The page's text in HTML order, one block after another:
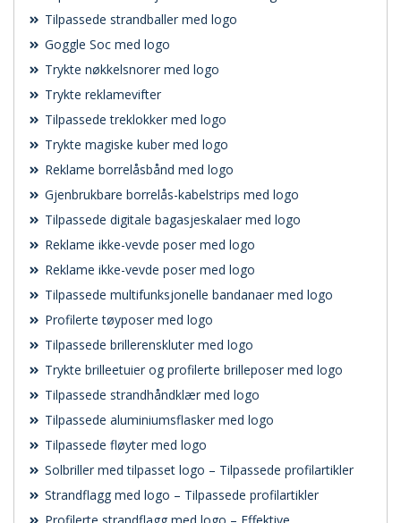
Tilpassede strandballer med logo
Goggle Soc med logo
Trykte nøkkelsnorer med logo
Trykte reklamevifter
Tilpassede treklokker med logo
Trykte magiske kuber med logo
Reklame borrelåsbånd med logo
Gjenbrukbare borrelås-kabelstrips med logo
Tilpassede digitale bagasjeskalaer med logo
Reklame ikke-vevde poser med logo
Reklame ikke-vevde poser med logo
Tilpassede multifunksjonelle bandanaer med logo
Profilerte tøyposer med logo
Tilpassede brillerenskluter med logo
Trykte brilleetuier og profilerte brilleposer med logo
Tilpassede strandhåndklær med logo
Tilpassede aluminiumsflasker med logo
Tilpassede fløyter med logo
Solbriller med tilpasset logo – Tilpassede profilartikler
Strandflagg med logo – Tilpassede profilartikler